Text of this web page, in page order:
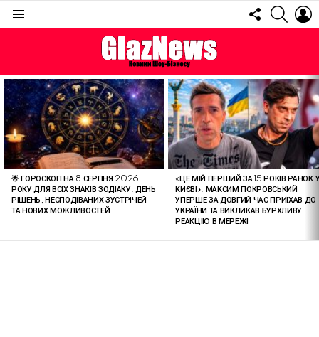
FOLLOW
US
ОСТАННІ
СТАТТІ
🌟 ГОРОСКОП НА 8 СЕРПНЯ 2026
РОКУ ДЛЯ ВСІХ ЗНАКІВ ЗОДІАКУ: ДЕНЬ
РІШЕНЬ, НЕСПОДІВАНИХ ЗУСТРІЧЕЙ
ТА НОВИХ МОЖЛИВОСТЕЙ
«ЦЕ МІЙ ПЕРШИЙ ЗА 15 РОКІВ РАНОК
КИЄВІ»: МАКСИМ ПОКРОВСЬКИЙ
УПЕРШЕ ЗА ДОВГИЙ ЧАС ПРИЇХАВ ДО
УКРАЇНИ ТА ВИКЛИКАВ БУРХЛИВУ
РЕАКЦІЮ В МЕРЕЖІ